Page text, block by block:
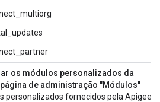
os módulos personalizados da
de administração "Módulos"
personalizados fornecidos pela Apigee